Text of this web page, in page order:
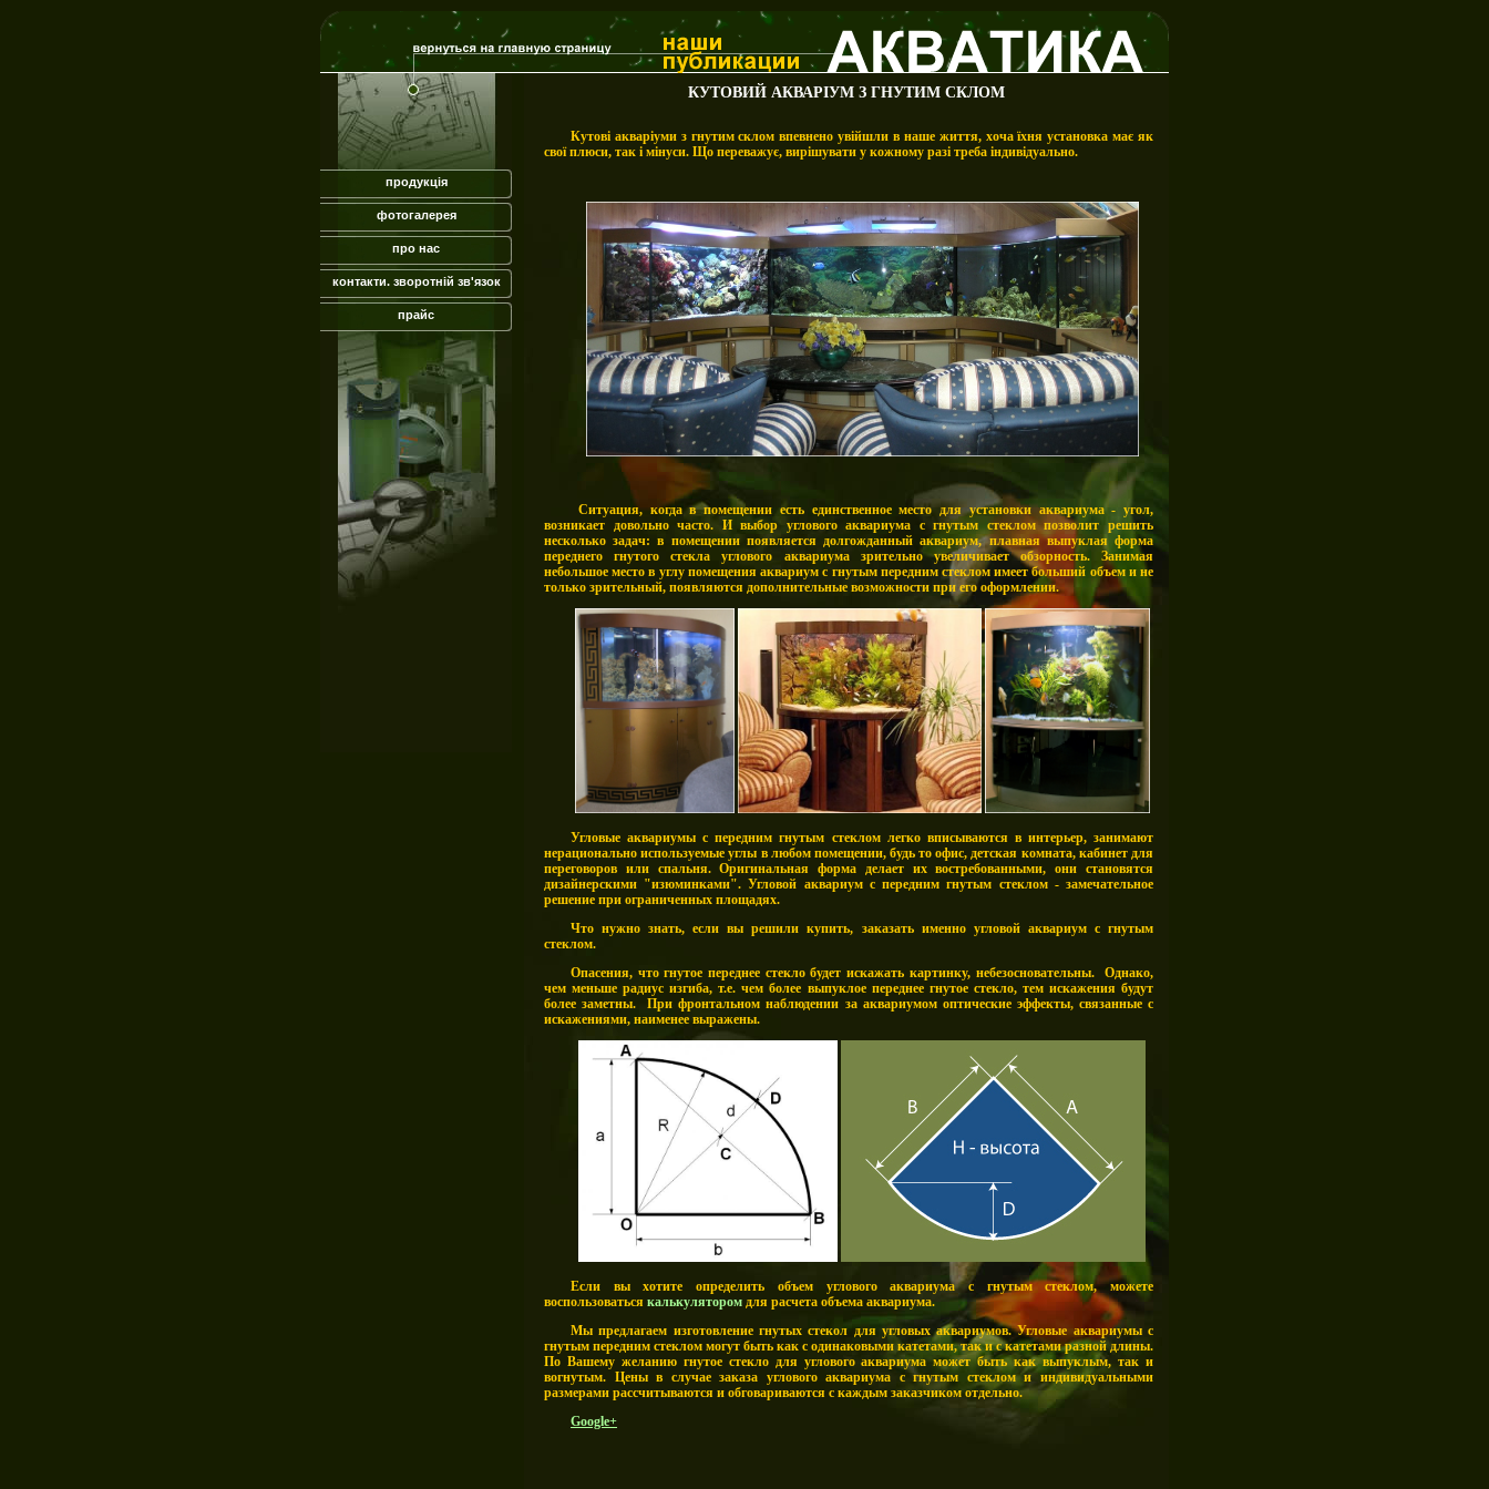
продукція
фотогалерея
про нас
контакти. зворотній зв'язок
прайс
КУТОВИЙ АКВАРІУМ З ГНУТИМ СКЛОМ
Кутові акваріуми з гнутим склом впевнено увійшли в наше життя, хоча їхня установка має як
свої плюси, так і мінуси. Що переважує, вирішувати у кожному разі треба індивідуально.
Ситуация, когда в помещении есть единственное место для установки аквариума - угол,
возникает довольно часто. И выбор углового аквариума с гнутым стеклом позволит решить
несколько задач: в помещении появляется долгожданный аквариум,плавная выпуклая форма
переднего гнутого стекла углового аквариума зрительно увеличивает обзорность. Занимая
небольшое место в углу помещения аквариум с гнутым передним стеклом имеет больший объем и не
только зрительный, появляются дополнительные возможности при его оформлении.
Угловые аквариумы с передним гнутым стеклом легко вписываются в интерьер, занимают
нерационально используемые углы в любом помещении, будь то офис, детская комната, кабинет для
переговоров или спальня. Оригинальная форма делает их востребованными, они становятся
дизайнерскими "изюминками". Угловой аквариум с передним гнутым стеклом - замечательное
решение при ограниченных площадях.
Что нужно знать, если вы решили купить, заказать именно угловой аквариум с гнутым
стеклом.
Опасения, что гнутое переднее стекло будет искажать картинку, небезосновательны. Однако,
чем меньше радиус изгиба, т.е. чем более выпуклое переднее гнутое стекло, тем искажения будут
более заметны. При фронтальном наблюдении за аквариумом оптические эффекты, связанные с
искажениями, наименее выражены.
Если вы хотите определить объем углового аквариума с гнутым стеклом, можете
воспользоваться калькулятором для расчета объема аквариума.
Мы предлагаем изготовление гнутых стекол для угловых аквариумов. Угловые аквариумы с
гнутым передним стеклом могут быть как с одинаковыми катетами, так и с катетами разной длины.
По Вашему желанию гнутое стекло для углового аквариума может быть как выпуклым, так и
вогнутым. Цены в случае заказа углового аквариума с гнутым стеклом и индивидуальными
размерами рассчитываются и обговариваются с каждым заказчиком отдельно.
Google+